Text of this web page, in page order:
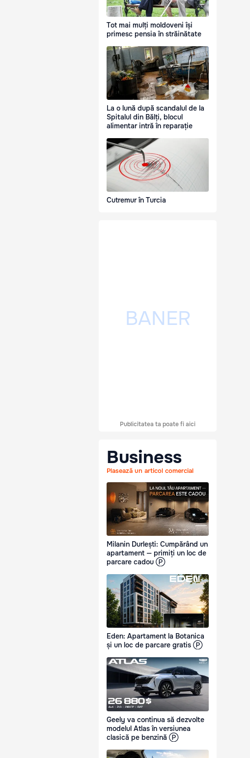
Tot mai mulți moldoveni își
primesc pensia în străinătate
La o lună după scandalul de la
Spitalul din Bălți, blocul
alimentar intră în reparație
Cutremur în Turcia
Publicitatea ta poate fi aici
Business
Plasează un articol comercial
Milanin Durlești: Cumpărând un
apartament — primiți un loc de
parcare cadou Ⓟ
Eden: Apartament la Botanica
și un loc de parcare gratis Ⓟ
Geely va continua să dezvolte
modelul Atlas în versiunea
clasică pe benzină Ⓟ